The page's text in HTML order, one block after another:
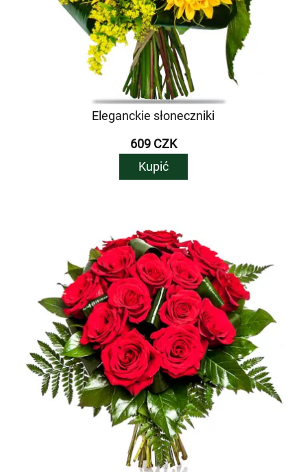
Eleganckie słoneczniki
609 CZK
Kupić